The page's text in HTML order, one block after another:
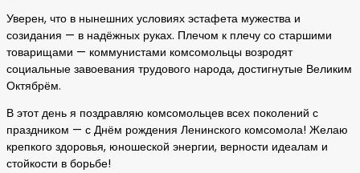
Уверен, что в нынешних условиях эстафета мужества и
созидания — в надёжных руках. Плечом к плечу со старшими
товарищами — коммунистами комсомольцы возродят
социальные завоевания трудового народа, достигнутые Великим
Октябрём.
В этот день я поздравляю комсомольцев всех поколений с
праздником — с Днём рождения Ленинского комсомола! Желаю
крепкого здоровья, юношеской энергии, верности идеалам и
стойкости в борьбе!